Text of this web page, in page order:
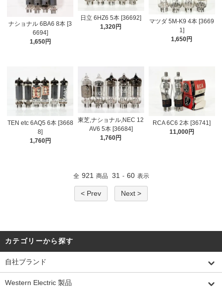
ナショナル 6BA6 8本 [3
6694]
1,650円
日立 6HZ6 5本 [36692]
1,320円
マツダ 5M-K9 4本 [3669
1]
1,650円
TEN etc 6AQ5 6本 [3668
8]
1,760円
東芝,ナショナル,NEC 12
AV6 5本 [36684]
1,760円
RCA 6C6 2本 [36741]
11,000円
全 921 商品 31 - 60 表示
< Prev Next >
カテゴリーから探す
自社ブランド
Western Electric 製品